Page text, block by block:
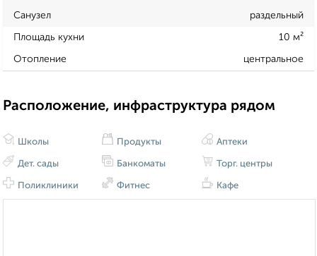
Санузел раздельный
Площадь кухни 10 м²
Отопление центральное
Расположение, инфраструктура рядом
Школы
Дет. сады
Поликлиники
Продукты
Банкоматы
Фитнес
Аптеки
Торг. центры
Кафе